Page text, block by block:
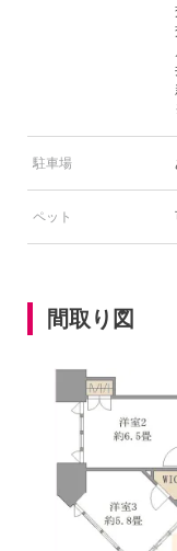
駐車場
ペット
間取り図